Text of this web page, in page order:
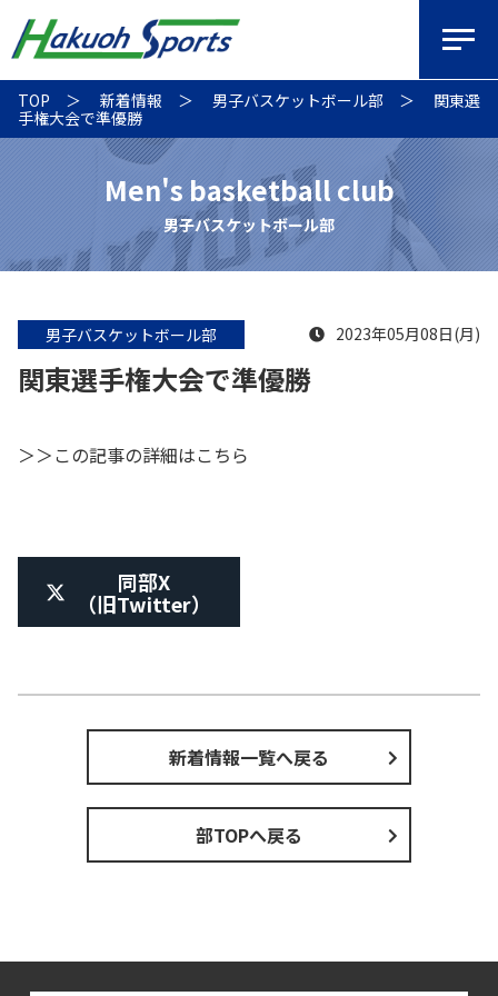
TOP 新着情報 男子バスケットボール部
関東選
手権大会で準優勝
Men's basketball club
男子バスケットボール部
男子バスケットボール部 2023年05月08日(月)
関東選手権大会で準優勝
＞＞この記事の詳細はこちら
同部X
（旧Twitter）
新着情報一覧へ戻る
部TOPへ戻る